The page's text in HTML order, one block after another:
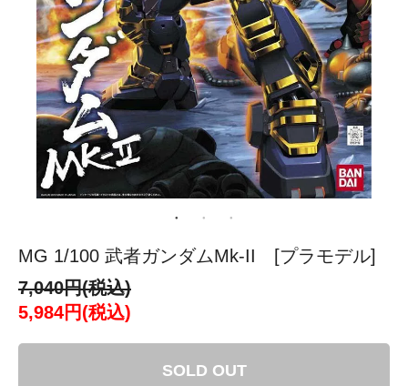
MG 1/100 武者ガンダムMk-II [プラモデル]
7,040円(税込)
5,984円(税込)
SOLD OUT